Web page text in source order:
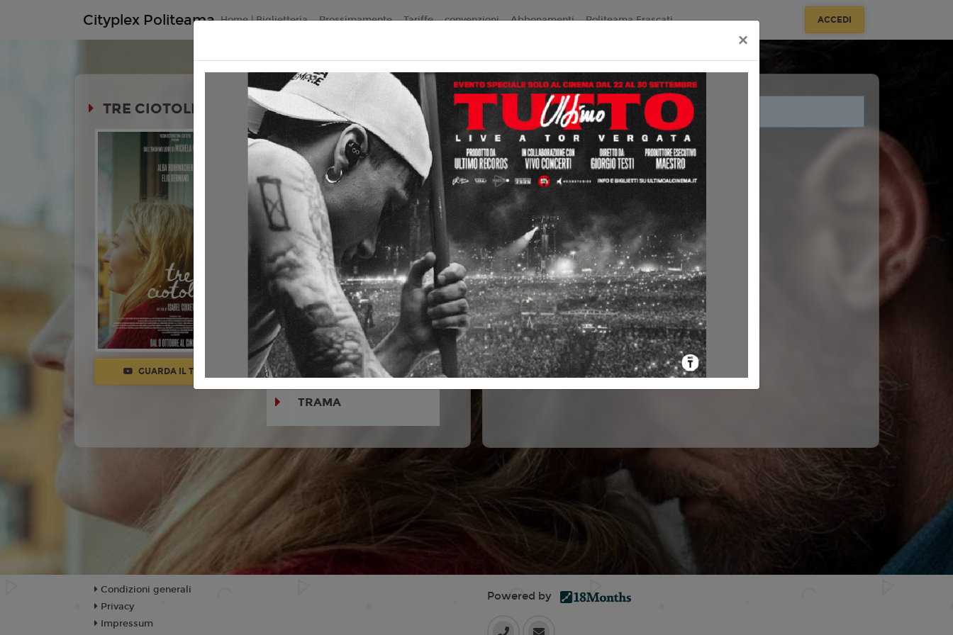
Cityplex Politeama Home | Biglietteria Prossimamente Tariffe convenzioni Abbonamenti Politeama Frascati ACCEDI
TRE CIOTOLE
GUARDA IL TRAILER
Durata: 120 min
Genere:
Dramma
Lingua:Italiano
Regia:Isabel Coixet
Anno:2025
Alba Rohrwacher, Elio
Germano, Francesco Carril, Giorgio
Colangeli, Silvia D'amico, Galatéa
Bellugi, Sarita Choudhury
TRAMA
Non ci sono spettacoli legati a questo evento.
×
Condizioni generali
Privacy
Impressum
Powered by